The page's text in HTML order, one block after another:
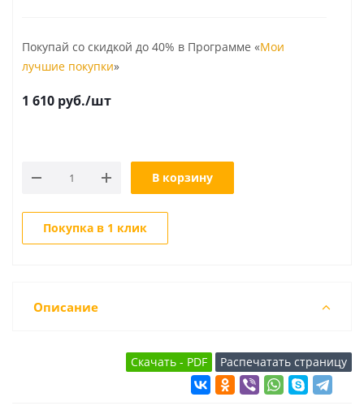
Покупай со скидкой до 40% в Программе «Мои
лучшие покупки»
1 610 руб./шт
В корзину
Покупка в 1 клик
Описание